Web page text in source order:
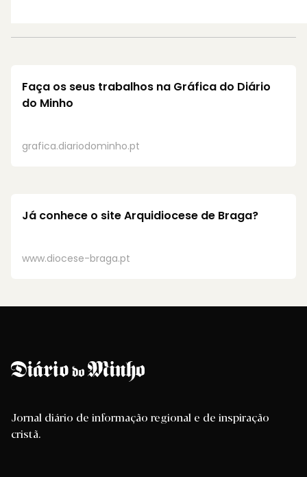
Faça os seus trabalhos na Gráfica do Diário
do Minho
grafica.diariodominho.pt
Já conhece o siteArquidiocese de Braga?
www.diocese-braga.pt
Jornal diário de informação regional e de inspiração
cristã.